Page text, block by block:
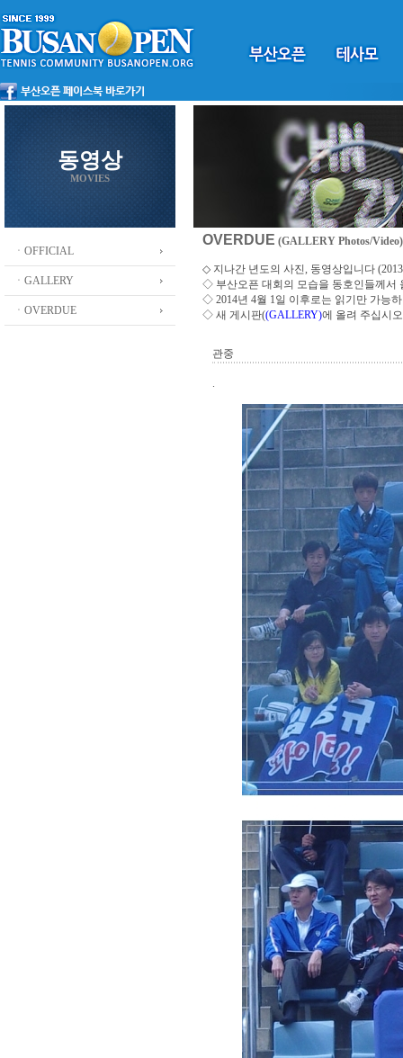
동영상
MOVIES
ㆍOFFICIAL
ㆍGALLERY
ㆍOVERDUE
OVERDUE (GALLERY Photos/Video)
◇ 지나간 년도의 사진, 동영상입니다
◇ 부산오픈 대회의 모습을 동호인들께서
◇ 2014년 4월 1일 이후로는 읽기만 가능
◇ 새 게시판((GALLERY)에 올려 주십시오
관중
.